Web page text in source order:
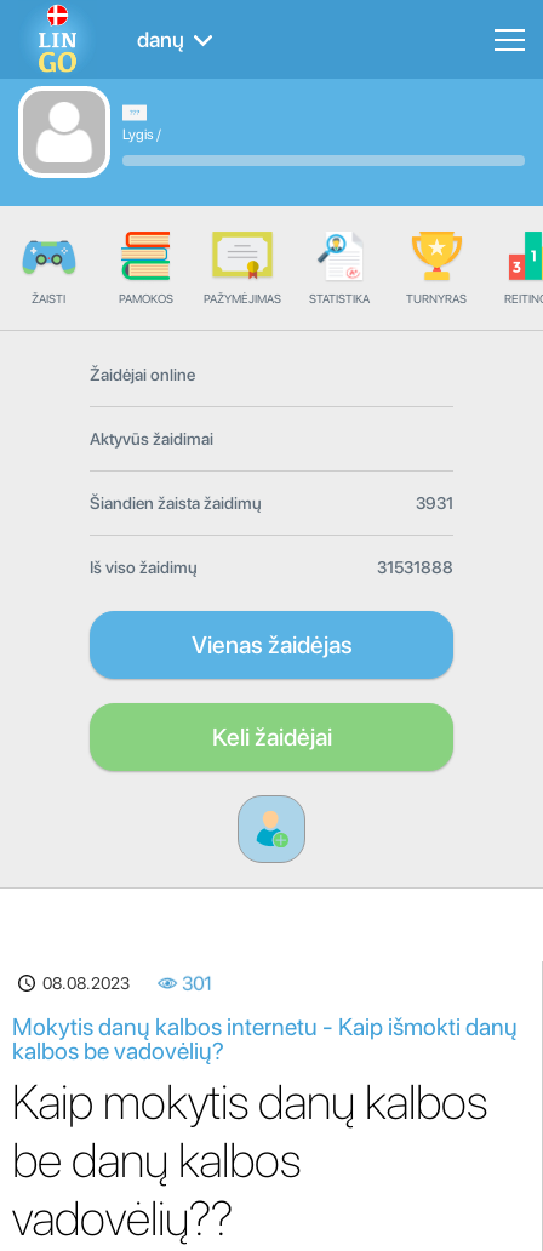
danų
Lygis /
ŽAISTI PAMOKOS PAŽYMĖJIMAS STATISTIKA TURNYRAS
Žaidėjai online
Aktyvūs žaidimai
Šiandien žaista žaidimų 3931
Iš viso žaidimų 31531888
Vienas žaidėjas
Keli žaidėjai
08.08.2023 301
Mokytis danų kalbos internetu - Kaip išmokti danų
kalbos be vadovėlių?
Kaip mokytis danų kalbos
be danų kalbos
vadovėlių??